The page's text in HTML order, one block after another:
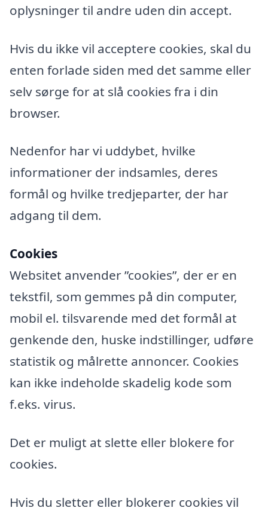
oplysninger til andre uden din accept.
Hvis du ikke vil acceptere cookies, skal du
enten forlade siden med det samme eller
selv sørge for at slå cookies fra i din
browser.
Nedenfor har vi uddybet, hvilke
informationer der indsamles, deres
formål og hvilke tredjeparter, der har
adgang til dem.
Cookies
Websitet anvender ”cookies”, der er en
tekstfil, som gemmes på din computer,
mobil el. tilsvarende med det formål at
genkende den, huske indstillinger, udføre
statistik og målrette annoncer. Cookies
kan ikke indeholde skadelig kode som
f.eks. virus.
Det er muligt at slette eller blokere for
cookies.
Hvis du sletter eller blokerer cookies vil